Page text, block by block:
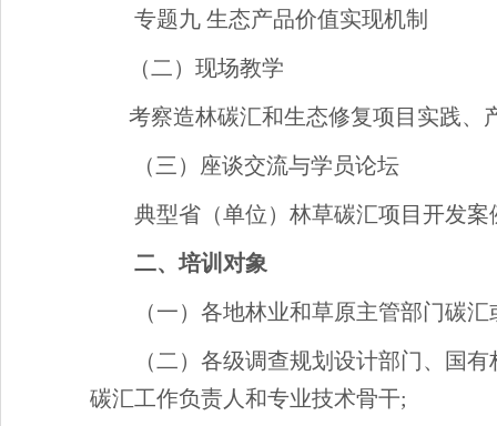
专题九 生态产品价值实现机制
（二）现场教学
考察造林碳汇和生态修复项目实践、
（三）座谈交流与学员论坛
典型省（单位）林草碳汇项目开发案
二、培训对象
（一）各地林业和草原主管部门碳
（二）各级调查规划设计部门、国
碳汇工作负责人和专业技术骨干;